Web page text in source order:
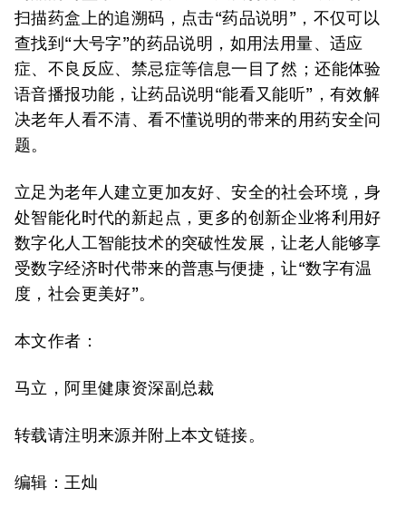
扫描药盒上的追溯码，点击“药品说明”，不仅可以
查找到“大号字”的药品说明，如用法用量、适应
症、不良反应、禁忌症等信息一目了然；还能体验
语音播报功能，让药品说明“能看又能听”，有效解
决老年人看不清、看不懂说明的带来的用药安全问
题。
立足为老年人建立更加友好、安全的社会环境，身
处智能化时代的新起点，更多的创新企业将利用好
数字化人工智能技术的突破性发展，让老人能够享
受数字经济时代带来的普惠与便捷，让“数字有温
度，社会更美好”。
本文作者：
马立，阿里健康资深副总裁
转载请注明来源并附上本文链接。
编辑：王灿